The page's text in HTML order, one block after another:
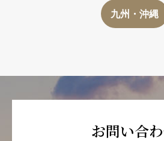
九州・沖縄
お問い合